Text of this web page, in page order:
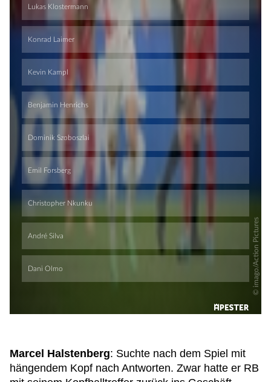
Marcel Halstenberg: Suchte nach dem Spiel mit
hängendem Kopf nach Antworten. Zwar hatte er RB